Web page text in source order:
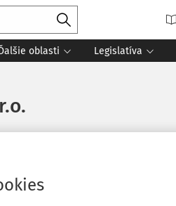
oblasti Legislatíva